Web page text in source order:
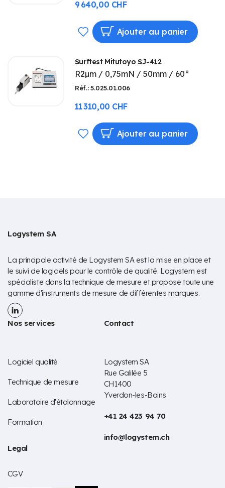
9 640,00 CHF
AJOUTER
MA
LISTE
D’ENVIE
Ajouter au panier
Surftest Mitutoyo SJ-412
R2µm / 0,75mN / 50mm / 60°
Réf.: 5.025.01.006
11 310,00 CHF
AJOUTERAjouter au panier
Logystem SA
La principale activité de Logystem SA est la mise en place et
le suivi de logiciels pour le contrôle de qualité. Logystem est
spécialiste dans la technique de mesure et propose toute une
gamme d'instruments de mesure de différentes marques.
Nos services
Logiciel qualité
Technique de mesure
Laboratoire d'étalonnage
Formation
Contact
Logystem SA
Rue Galilée 5
CH1400
Yverdon-les-Bains
+41 24 423 94 70
info@logystem.ch
Legal
CGV